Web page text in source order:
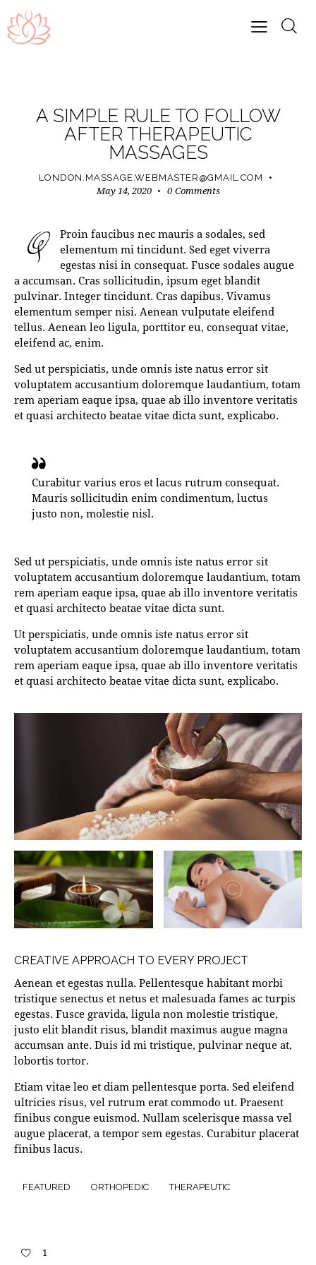
A SIMPLE RULE TO FOLLOW
AFTER THERAPEUTIC
MASSAGES
LONDON.MASSAGE.WEBMASTER@GMAIL.COM
May 14, 2020 0 Comments
Q
Proin faucibus nec mauris a sodales, sed
elementum mi tincidunt. Sed eget viverra
egestas nisi in consequat. Fusce sodales augue
a accumsan. Cras sollicitudin, ipsum eget blandit
pulvinar. Integer tincidunt. Cras dapibus. Vivamus
elementum semper nisi. Aenean vulputate eleifend
tellus. Aenean leo ligula, porttitor eu, consequat vitae,
eleifend ac, enim.
Sed ut perspiciatis, unde omnis iste natus error sit
voluptatem accusantium doloremque laudantium, totam
rem aperiam eaque ipsa, quae ab illo inventore veritatis
et quasi architecto beatae vitae dicta sunt, explicabo.
Curabitur varius eros et lacus rutrum consequat.
Mauris sollicitudin enim condimentum, luctus
justo non, molestie nisl.
Sed ut perspiciatis, unde omnis iste natus error sit
voluptatem accusantium doloremque laudantium, totam
rem aperiam eaque ipsa, quae ab illo inventore veritatis
et quasi architecto beatae vitae dicta sunt.
Ut perspiciatis, unde omnis iste natus error sit
voluptatem accusantium doloremque laudantium, totam
rem aperiam eaque ipsa, quae ab illo inventore veritatis
et quasi architecto beatae vitae dicta sunt, explicabo.
CREATIVE APPROACH TO EVERY PROJECT
Aenean et egestas nulla. Pellentesque habitant morbi
tristique senectus et netus et malesuada fames ac turpis
egestas. Fusce gravida, ligula non molestie tristique,
justo elit blandit risus, blandit maximus augue magna
accumsan ante. Duis id mi tristique, pulvinar neque at,
lobortis tortor.
Etiam vitae leo et diam pellentesque porta. Sed eleifend
ultricies risus, vel rutrum erat commodo ut. Praesent
finibus congue euismod. Nullam scelerisque massa vel
augue placerat, a tempor sem egestas. Curabitur placerat
finibus lacus.
FEATURED ORTHOPEDIC THERAPEUTIC
1